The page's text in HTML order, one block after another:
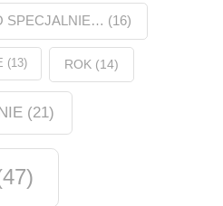
SPECJALNIE… (16)
(13) ROK (14)
(21)